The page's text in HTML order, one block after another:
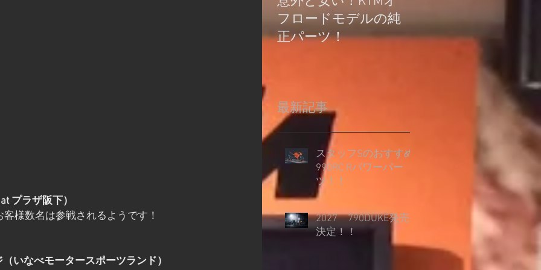
プラザ阪下）
様数名は参戦されるようです！
いなべモータースポーツランド）
フロードモデルの純
正パーツ！
の登録について
最新記事
スタッフSのおすすめ
990RC Rパワーパー
ツ！！
2027 790DUKE発売
決定！！